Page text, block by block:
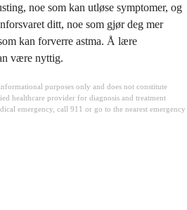
noe som kan utløse symptomer, og
ditt, noe som gjør deg mer
kan forverre astma. Å lære
være nyttig.
purposes only and does not constitute
healthcare provider for diagnosis and treatment
emergency, call 911 or go to the nearest emergency